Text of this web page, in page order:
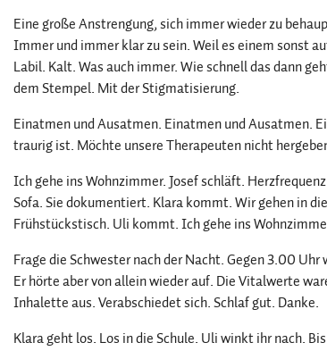
Eine große Anstrengung, sich immer wieder zu
Immer und immer klar zu sein. Weil es einem sonst
Labil. Kalt. Was auch immer. Wie schnell das dann
dem Stempel. Mit der Stigmatisierung.
Einatmen und Ausatmen. Einatmen und Ausatmen.
traurig ist. Möchte unsere Therapeuten nicht
Ich gehe ins Wohnzimmer. Josef schläft.
Sofa. Sie dokumentiert. Klara kommt. Wir gehen in
Frühstückstisch. Uli kommt. Ich gehe ins
Frage die Schwester nach der Nacht. Gegen 3.00
Er hörte aber von allein wieder auf. Die Vitalwerte
Inhalette aus. Verabschiedet sich. Schlaf gut. Danke.
Klara geht los. Los in die Schule. Uli winkt ihr nach.